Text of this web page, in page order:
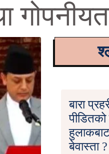
बारा
पीडितको
बेवास्ता ?